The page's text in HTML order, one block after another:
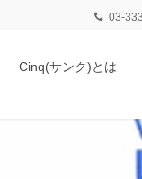
03-
Cinq(サンク)とは